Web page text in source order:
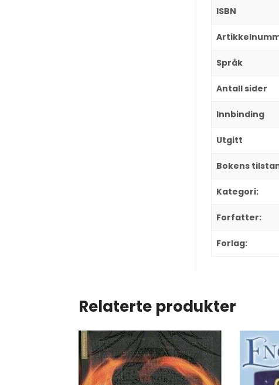
ISBN
Språk
Antall sider
Innbinding
Utgitt
Bokens
Kategori:
Forfatter:
Forlag:
Relaterte produkter